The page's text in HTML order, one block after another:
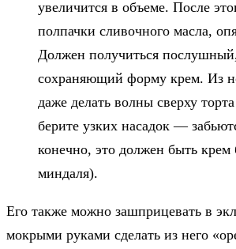
увеличится в объеме. После
полпачки сливочного масла,
Должен получиться
сохраняющий форму крем. Из
даже делать волны сверху
берите узких насадок —
конечно, это должен быть крем
миндаля).
Его также можно зашприцевать в
мокрыми руками сделать из него